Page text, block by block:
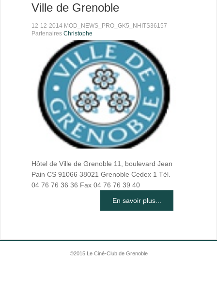
Ville de Grenoble
12-12-2014 MOD_NEWS_PRO_GK5_NHITS36157
Partenaires Christophe
Hôtel de Ville de Grenoble 11, boulevard Jean
Pain CS 91066 38021 Grenoble Cedex 1 Tél.
04 76 76 36 36 Fax 04 76 76 39 40
En savoir plus...
©2015 Le Ciné-Club de Grenoble